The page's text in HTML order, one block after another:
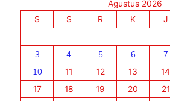
Agustus 2026
S
S R K J
3
4 5 6 7
10
11 12 13 14
17
18 19 20 21